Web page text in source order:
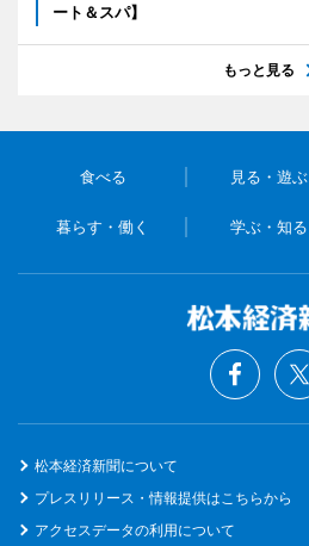
ート＆スパ】
もっと見る
食べる 見る・遊ぶ
暮らす・働く 学ぶ・知る
松本経済新聞について
プレスリリース・情報提供はこちらから
アクセスデータの利用について